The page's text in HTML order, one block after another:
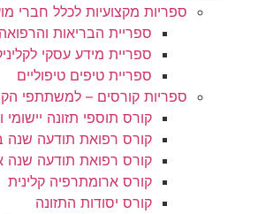
ספריות מקצועיות לכלל חברי
ספריית הבריאות
ספריית מידע עסקי
ספריית טיפים טיפוליים
ספריות קורסים – למשתתפי
קורס תוספי תזונה יישומי
קורס רפואת תודעה שנה
קורס רפואת תודעה שנה
קורס ארומתרפיה קלינית
קורס יסודות התזונה